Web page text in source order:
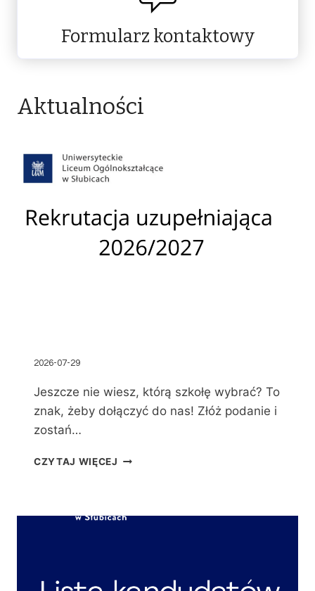
Formularz kontaktowy
Aktualności
2026-07-29
Jeszcze nie wiesz, którą szkołę wybrać? To
znak, żeby dołączyć do nas! Złóż podanie i
zostań…
CZYTAJ WIĘCEJ